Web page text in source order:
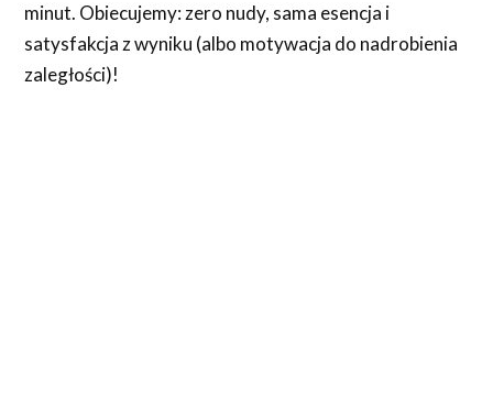
minut. Obiecujemy: zero nudy, sama esencja i
satysfakcja z wyniku (albo motywacja do nadrobienia
zaległości)!